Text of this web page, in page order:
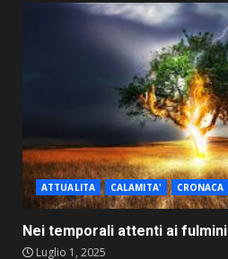
ATTUALITA CALAMITA' CRONACA
Nei temporali attenti ai fulmini
Luglio 1, 2025